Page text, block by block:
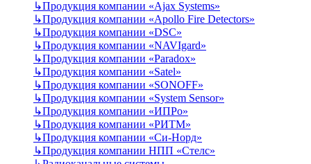
↳Продукция компании «Ajax Systems»
↳Продукция компании «Apollo Fire Detectors»
↳Продукция компании «DSC»
↳Продукция компании «NAVIgard»
↳Продукция компании «Paradox»
↳Продукция компании «Satel»
↳Продукция компании «SONOFF»
↳Продукция компании «System Sensor»
↳Продукция компании «ИПРо»
↳Продукция компании «РИТМ»
↳Продукция компании «Си-Норд»
↳Продукция компании НПП «Стелс»